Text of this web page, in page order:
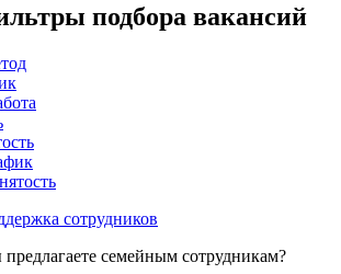
подбора вакансий
сотрудников
семейным сотрудникам?